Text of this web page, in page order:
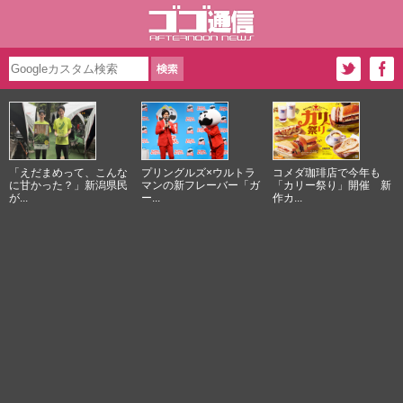
「えだまめって、こんな
に甘かった？」新潟県民
が...
プリングルズ×ウルトラ
マンの新フレーバー「ガ
ー...
コメダ珈琲店で今年も
「カリー祭り」開催 新
作カ...